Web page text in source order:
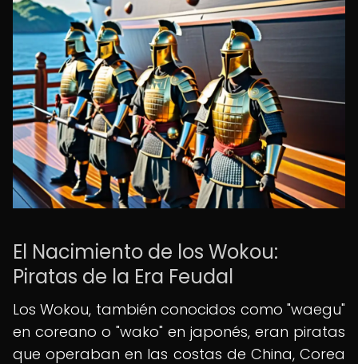
El Nacimiento de los Wokou:
Piratas de la Era Feudal
Los Wokou, también conocidos como "waegu"
en coreano o "wako" en japonés, eran piratas
que operaban en las costas de China, Corea